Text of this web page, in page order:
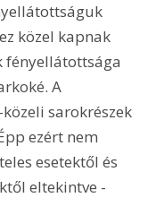
közel kapnak
fényellátottsága
A
sarokrészek
ezért nem
esetektől és
eltekintve -